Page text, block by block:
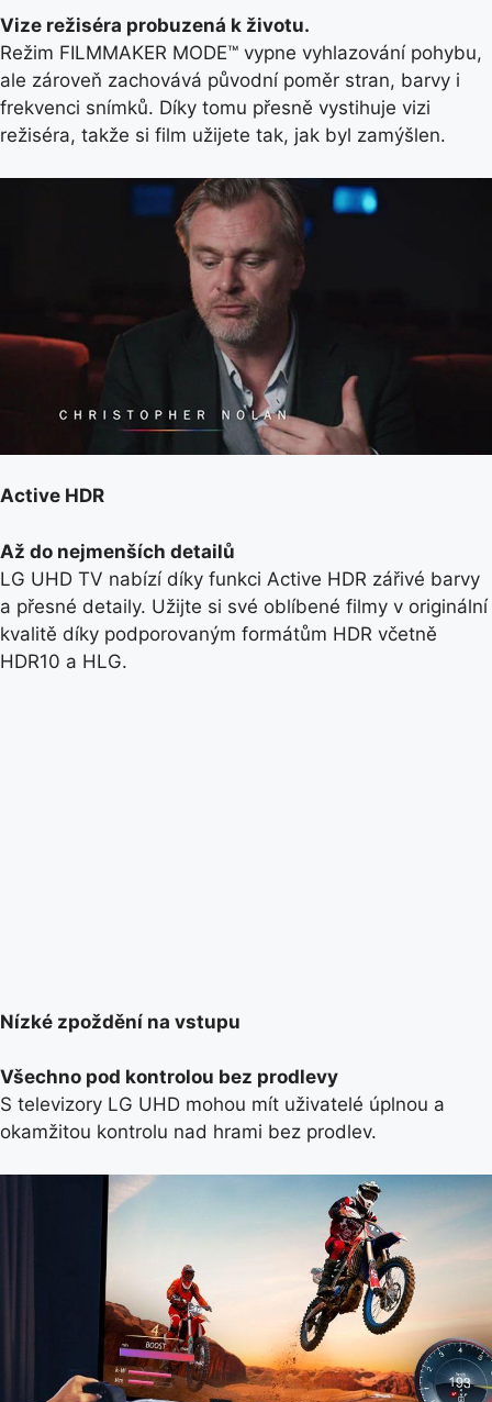
Vize režiséra probuzená k životu.
Režim FILMMAKER MODE™ vypne vyhlazování pohybu,
ale zároveň zachovává původní poměr stran, barvy i
frekvenci snímků. Díky tomu přesně vystihuje vizi
režiséra, takže si film užijete tak, jak byl zamýšlen.
Active HDR
Až do nejmenších detailů
LG UHD TV nabízí díky funkci Active HDR zářivé barvy
a přesné detaily. Užijte si své oblíbené filmy v originální
kvalitě díky podporovaným formátům HDR včetně
HDR10 a HLG.
Nízké zpoždění na vstupu
Všechno pod kontrolou bez prodlevy
S televizory LG UHD mohou mít uživatelé úplnou a
okamžitou kontrolu nad hrami bez prodlev.